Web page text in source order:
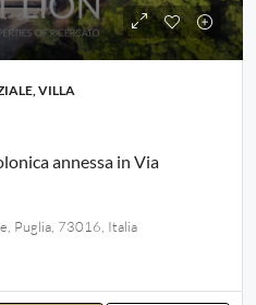
VILLA
annessa in Via
Puglia, 73016, Italia